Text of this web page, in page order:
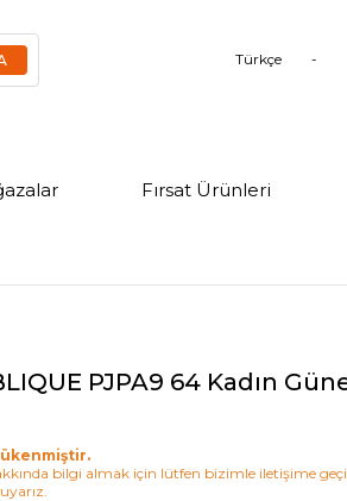
Türkçe
Fırsat Ürünleri
PJPA9 64 Kadın
bilgi almak için lütfen bizimle iletişime